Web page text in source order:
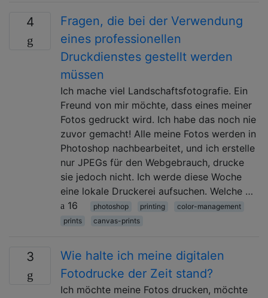
4
Fragen, die bei der Verwendung
eines professionellen
Druckdienstes gestellt werden
müssen
Ich mache viel Landschaftsfotografie. Ein
Freund von mir möchte, dass eines meiner
Fotos gedruckt wird. Ich habe das noch nie
zuvor gemacht! Alle meine Fotos werden in
Photoshop nachbearbeitet, und ich erstelle
nur JPEGs für den Webgebrauch, drucke
sie jedoch nicht. Ich werde diese Woche
eine lokale Druckerei aufsuchen. Welche …
16
photoshop printing
color-management
prints
canvas-prints
3
Wie halte ich meine digitalen
Fotodrucke der Zeit stand?
Ich möchte meine Fotos drucken, möchte